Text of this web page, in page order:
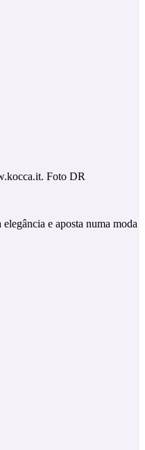
Foto DR
e aposta numa moda